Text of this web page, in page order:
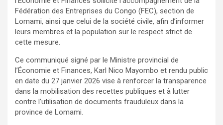
Fédération des Entreprises du Congo (FEC), section de
Lomami, ainsi que celui de la société civile, afin d’informer
leurs membres et la population sur le respect strict de
cette mesure.
Ce communiqué signé par le Ministre provincial de
l’Économie et Finances, Karl Nico Mayombo et rendu public
en date du 27 janvier 2026 vise à renforcer la transparence
dans la mobilisation des recettes publiques et à lutter
contre l’utilisation de documents frauduleux dans la
province de Lomami.